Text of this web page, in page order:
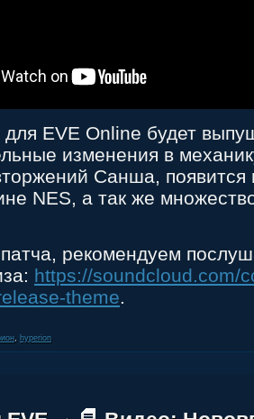
EVE Online будет
изменения в
Санша,
NES, а так же
рекомендуем
https://soundcloud.com/
theme.
hyperion